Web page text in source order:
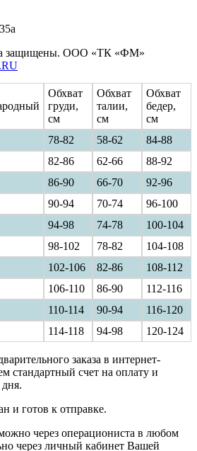
защищены. ООО «ТК «ФМ»
Обхват
груди,
см
Обхват
талии,
см
Обхват
бедер,
см
78-82 58-62
84-88
82-86 62-66
88-92
86-90 66-70
92-96
90-94 70-74
96-100
94-98 74-78
100-104
98-102 78-82
104-108
102-106 82-86
108-112
106-110 86-90
112-116
110-114 90-94
116-120
114-118 94-98 120-124
заказа в интернет-
стандартный счет на оплату и
и готов к отправке.
через операциониста в любом
через личный кабинет Вашей